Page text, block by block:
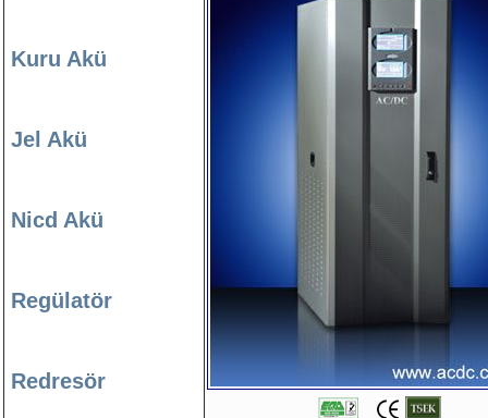
Kuru Akü
Jel Akü
Nicd Akü
Regülatör
Redresör